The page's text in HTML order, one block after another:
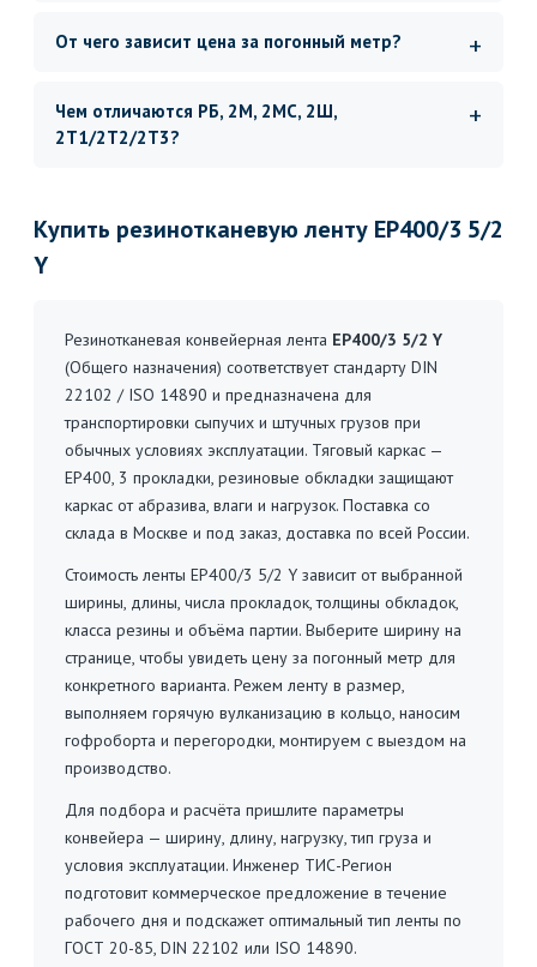
От чего зависит цена за погонный метр?
Чем отличаются РБ, 2М, 2МС, 2Ш,
2Т1/2Т2/2Т3?
Купить резинотканевую ленту EP400/3 5/2
Y
Резинотканевая конвейерная лента EP400/3 5/2 Y
(Общего назначения) соответствует стандарту DIN
22102 / ISO 14890 и предназначена для
транспортировки сыпучих и штучных грузов при
обычных условиях эксплуатации. Тяговый каркас —
EP400, 3 прокладки, резиновые обкладки защищают
каркас от абразива, влаги и нагрузок. Поставка со
склада в Москве и под заказ, доставка по всей России.
Стоимость ленты EP400/3 5/2 Y зависит от выбранной
ширины, длины, числа прокладок, толщины обкладок,
класса резины и объёма партии. Выберите ширину на
странице, чтобы увидеть цену за погонный метр для
конкретного варианта. Режем ленту в размер,
выполняем горячую вулканизацию в кольцо, наносим
гофроборта и перегородки, монтируем с выездом на
производство.
Для подбора и расчёта пришлите параметры
конвейера — ширину, длину, нагрузку, тип груза и
условия эксплуатации. Инженер ТИС-Регион
подготовит коммерческое предложение в течение
рабочего дня и подскажет оптимальный тип ленты по
ГОСТ 20-85, DIN 22102 или ISO 14890.